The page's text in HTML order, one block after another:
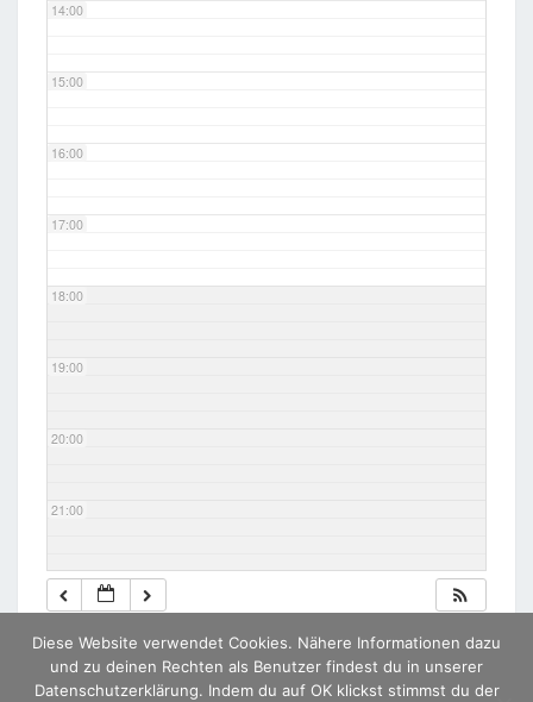
14:00
15:00
16:00
17:00
18:00
19:00
20:00
21:00
22:00
23:00
Diese Website verwendet Cookies. Nähere Informationen dazu
und zu deinen Rechten als Benutzer findest du in unserer
Datenschutzerklärung. Indem du auf OK klickst stimmst du der